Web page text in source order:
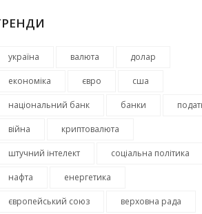
україна валюта долар
економіка євро сша
національний банк банки
війна криптовалюта
штучний інтелект соціальна політика
нафта енергетика
європейський союз верховна рада